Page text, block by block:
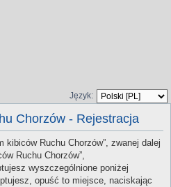
Język:
Chorzów - Rejestracja
kibiców Ruchu Chorzów”, zwanej dalej
Ruchu Chorzów”,
wyszczególnione poniżej
opuść to miejsce, naciskając